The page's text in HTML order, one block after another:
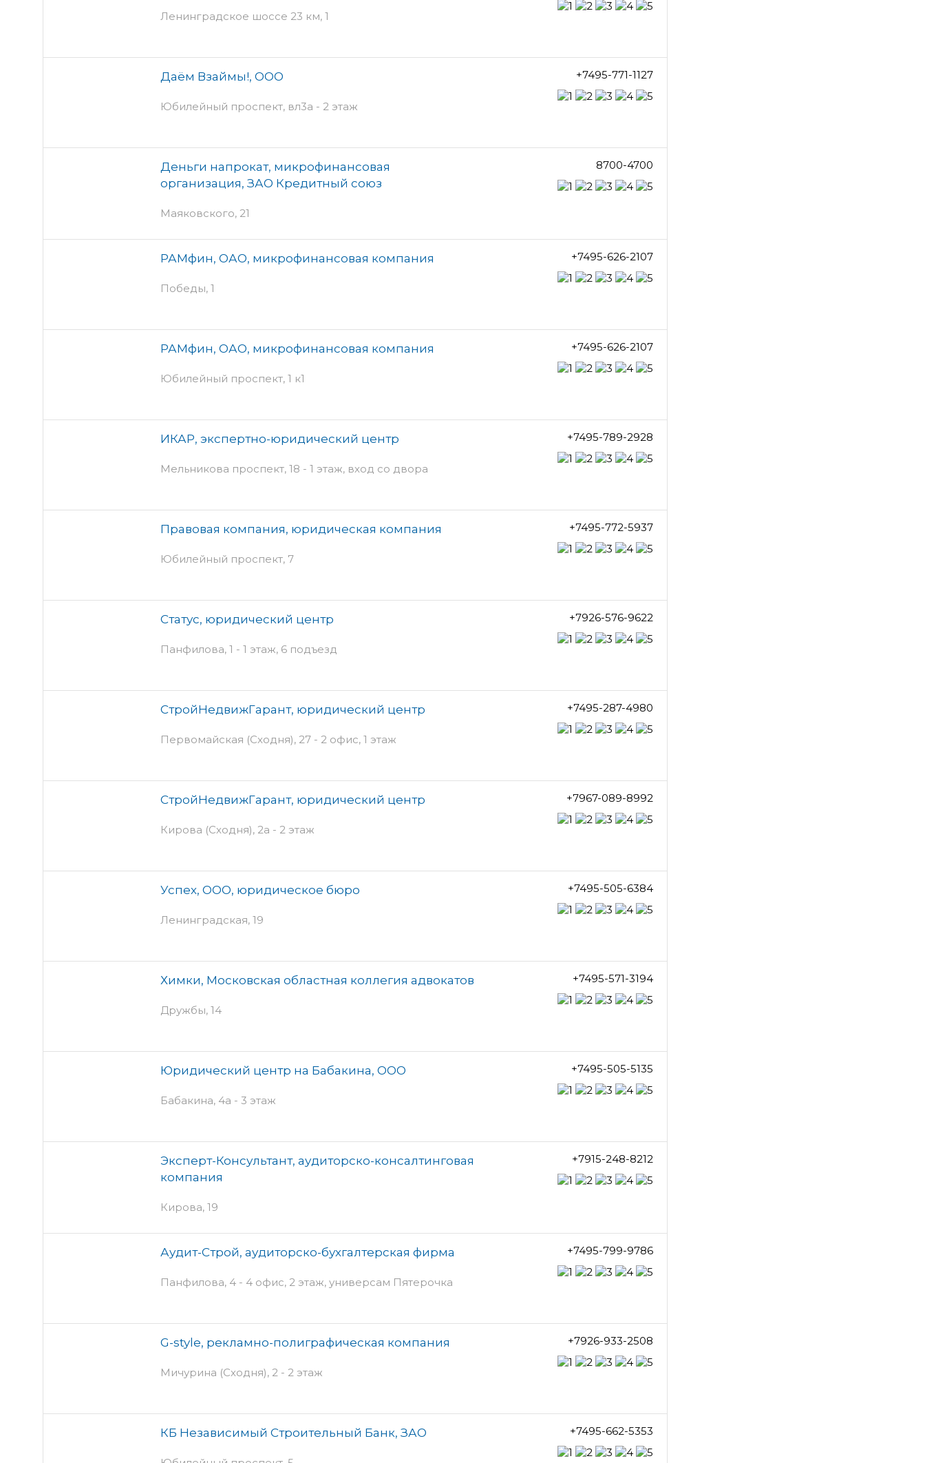
Ленинградское шоссе 23 км, 1
Даём Взаймы!, ООО
Юбилейный проспект, вл3а - 2 этаж
+7495-771-1127
Деньги напрокат, микрофинансовая
организация, ЗАО Кредитный союз
Маяковского, 21
8700-4700
РАМфин, ОАО, микрофинансовая компания
Победы, 1
+7495-626-2107
РАМфин, ОАО, микрофинансовая компания
Юбилейный проспект, 1 к1
+7495-626-2107
ИКАР, экспертно-юридический центр
Мельникова проспект, 18 - 1 этаж, вход со двора
+7495-789-2928
Правовая компания, юридическая компания
Юбилейный проспект, 7
+7495-772-5937
Статус, юридический центр
Панфилова, 1 - 1 этаж, 6 подъезд
+7926-576-9622
СтройНедвижГарант, юридический центр
Первомайская (Сходня), 27 - 2 офис, 1 этаж
+7495-287-4980
СтройНедвижГарант, юридический центр
Кирова (Сходня), 2а - 2 этаж
+7967-089-8992
Успех, ООО, юридическое бюро
Ленинградская, 19
+7495-505-6384
Химки, Московская областная коллегия адвокатов
Дружбы, 14
+7495-571-3194
Юридический центр на Бабакина, ООО
Бабакина, 4а - 3 этаж
+7495-505-5135
Эксперт-Консультант, аудиторско-консалтинговая
компания
Кирова, 19
+7915-248-8212
Аудит-Строй, аудиторско-бухгалтерская фирма
Панфилова, 4 - 4 офис, 2 этаж, универсам Пятерочка
+7495-799-9786
G-style, рекламно-полиграфическая компания
Мичурина (Сходня), 2 - 2 этаж
+7926-933-2508
КБ Независимый Строительный Банк, ЗАО +7495-662-5353